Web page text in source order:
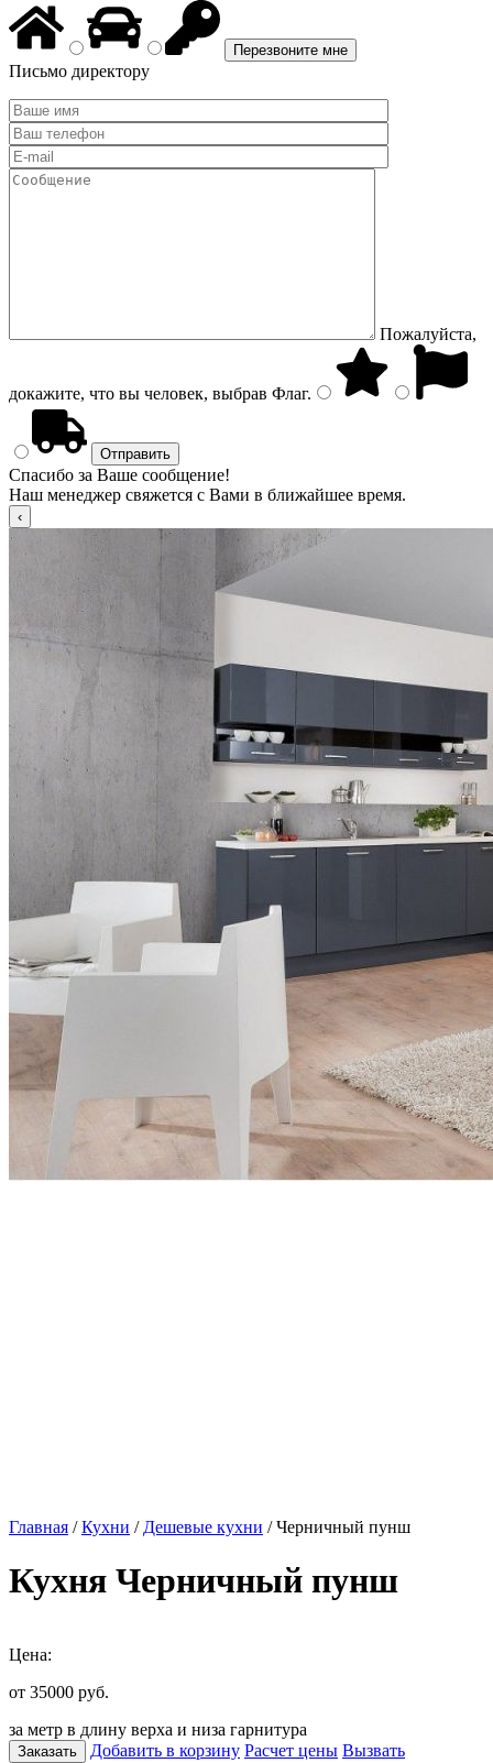
Письмо директору
Пожалуйста,
докажите, что вы человек, выбрав Флаг.
Спасибо за Ваше сообщение!
Наш менеджер свяжется с Вами в ближайшее время.
Главная /Кухни / Дешевые кухни / Черничный пунш
Кухня Черничный пунш
Цена:
от 35000 руб.
за метр в длину верха и низа гарнитура
Заказать Добавить в корзину Расчет цены Вызвать